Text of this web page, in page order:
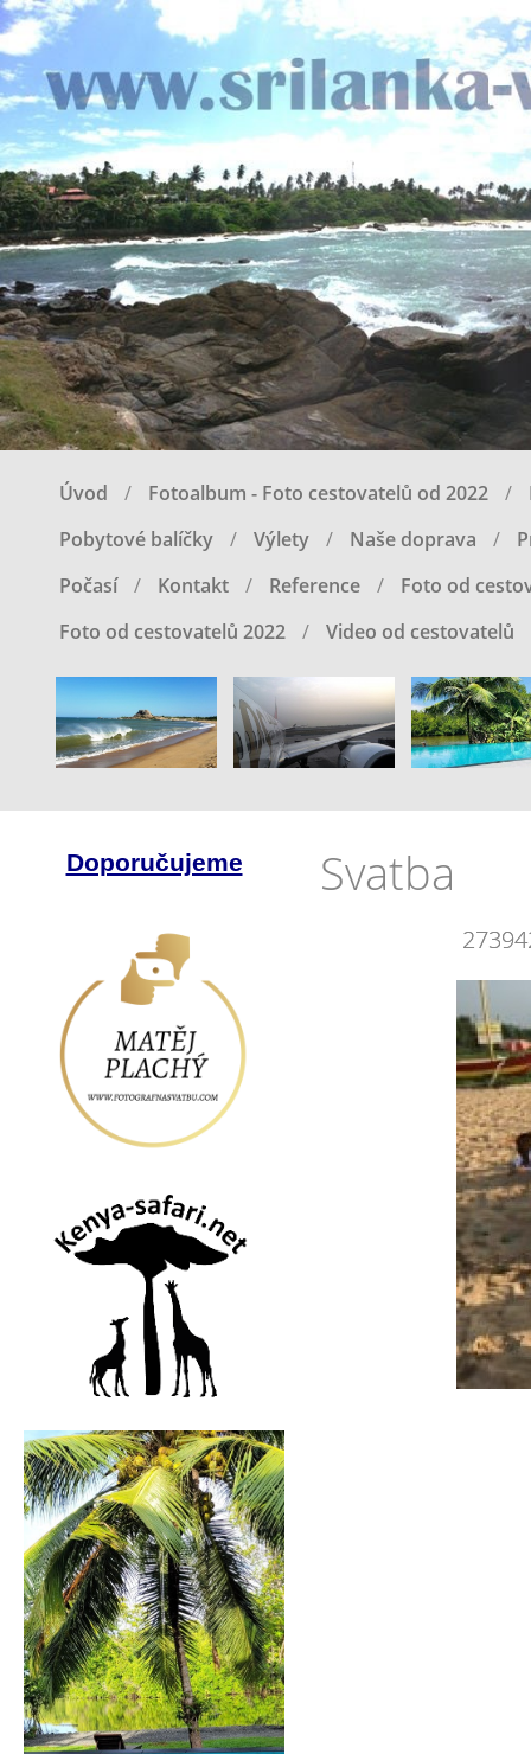
Úvod Fotoalbum - Foto cestovatelů od 2022
Pobytové balíčky
Výlety Naše doprava
Počasí
Kontakt Reference
Foto od
Foto od cestovatelů 2022
Video od cestovatelů
Svatba
Doporučujeme